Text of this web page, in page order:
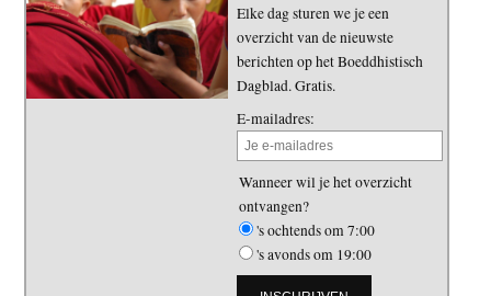
Elke dag sturen we je een
overzicht van de nieuwste
berichten op het Boeddhistisch
Dagblad. Gratis.
E-mailadres:
Wanneer wil je het overzicht
ontvangen?
's ochtends om 7:00
's avonds om 19:00